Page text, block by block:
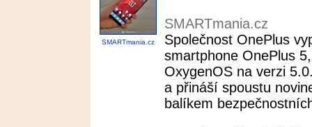
SMARTmania.cz
SMARTmania.cz
Společnost OnePlus
smartphone OnePlus
OxygenOS na verzi
a přináší spoustu
balíkem